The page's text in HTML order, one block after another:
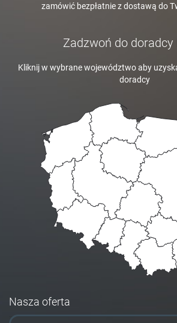
zamówić bezpłatnie z dostawą do
Zadzwoń do doradcy
Kliknij w wybrane województwo aby
doradcy
Nasza oferta